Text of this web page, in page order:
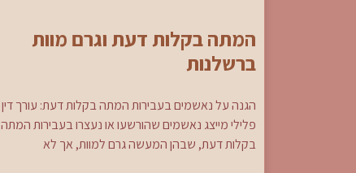
המתה בקלות דעת וגרם מוות
ברשלנות
הגנה על נאשמים בעבירות המתה בקלות דעת: עורך דין
פלילי מייצג נאשמים שהורשעו או נעצרו בעבירות המתה
בקלות דעת, שבהן המעשה גרם למוות, אך לא